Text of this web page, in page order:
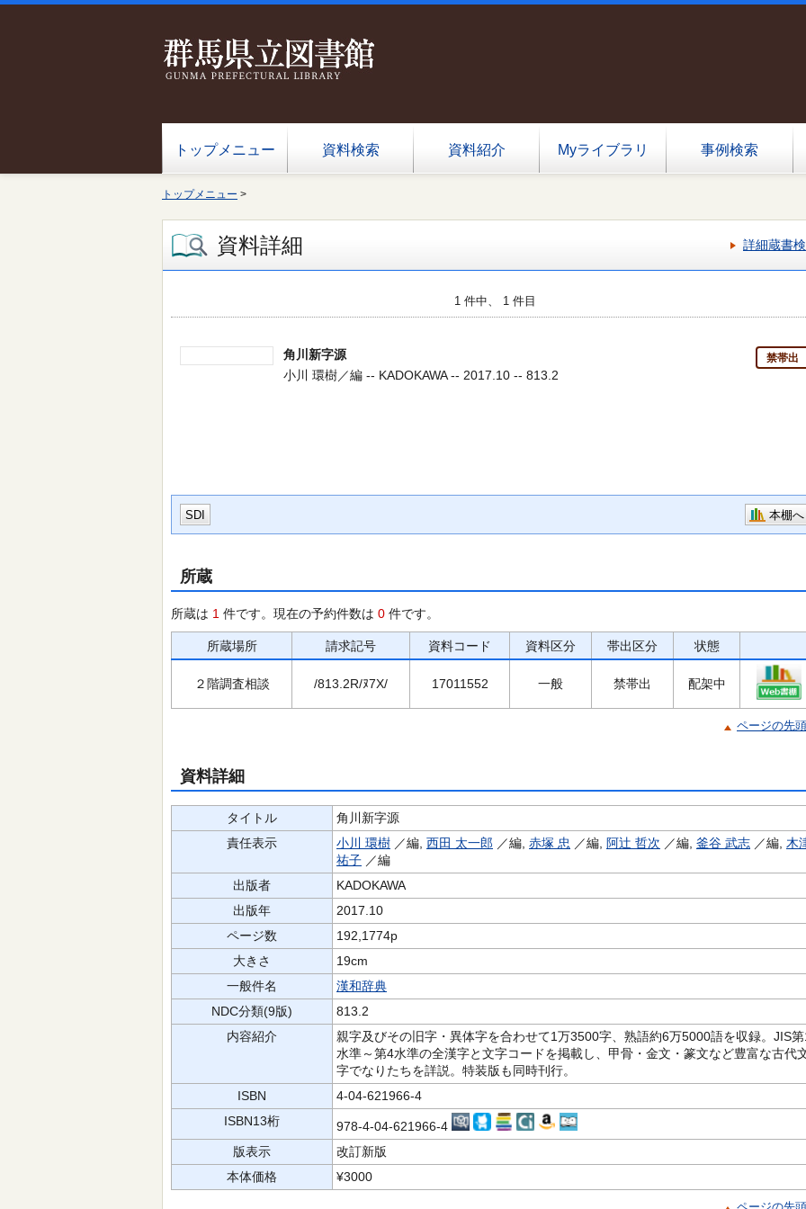
トップメニュー 資料検索 資料紹介 Myライブラリ 事例検索
トップメニュー >
資料詳細 詳細蔵書
1 件中、 1 件目
角川新字源 禁帯出
小川 環樹／編 -- KADOKAWA -- 2017.10 -- 813.2
SDI 本棚へ
所蔵
所蔵は 1 件です。現在の予約件数は 0 件です。
所蔵場所 請求記号 資料コード 資料区分 帯出区分 状態
２階調査相談 /813.2R/ﾇ7X/ 17011552 一般 禁帯出 配架中
ページの先
資料詳細
タイトル
角川新字源
責任表示
小川 環樹 ／編, 西田 太一郎 ／編, 赤塚 忠 ／編, 阿辻 哲次 ／編, 釜谷 武志 ／編, 木
祐子 ／編
出版者
KADOKAWA
出版年
2017.10
ページ数
192,1774p
大きさ
19cm
一般件名
漢和辞典
NDC分類(9版)
813.2
内容紹介
親字及びその旧字・異体字を合わせて1万3500字、熟語約6万5000語を収録。JIS
水準～第4水準の全漢字と文字コードを掲載し、甲骨・金文・篆文など豊富な古代
字でなりたちを詳説。特装版も同時刊行。
ISBN
4-04-621966-4
ISBN13桁
978-4-04-621966-4
版表示
改訂新版
本体価格
¥3000